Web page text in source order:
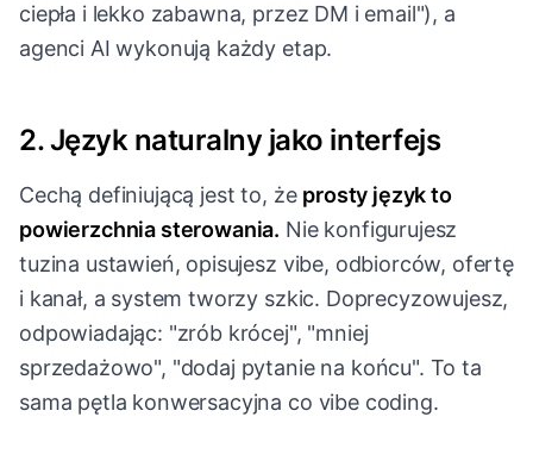
ciepła i lekko zabawna, przez DM i email"), a
agenci AI wykonują każdy etap.
2. Język naturalny jako interfejs
Cechą definiującą jest to, że prosty język to
powierzchnia sterowania. Nie konfigurujesz
tuzina ustawień, opisujesz vibe, odbiorców, ofertę
i kanał, a system tworzy szkic. Doprecyzowujesz,
odpowiadając: "zrób krócej", "mniej
sprzedażowo", "dodaj pytanie na końcu". To ta
sama pętla konwersacyjna co vibe coding.